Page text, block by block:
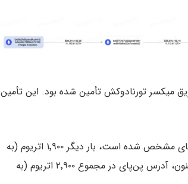
میکسر تورنادوکش تأمین شده بود. این تأمین
)، آدرسی که توسط مهاجم پن‌پای مشخص شده است، بار دیگر ۱٬۹۰۰ اتریوم (به
ارزش تقریباً ۴.۵ میلیون دلار آمریکا) را به تورنادوکش منتقل کرد. تاکنون، آدرس پن‌پای در مجموع ۲٬۹۰۰ اتریوم (به